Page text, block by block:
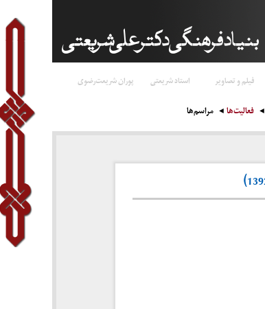
فیلم و تصاویر استاد شریعتی پوران شریعت‌رضوی
فعالیت‌ها مراسم‌ها